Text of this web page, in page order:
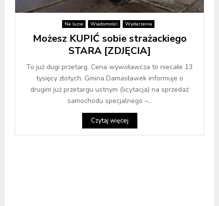
Na luzie Wiadomości Wydarzenia
Możesz KUPIĆ sobie strażackiego
STARA [ZDJĘCIA]
To już dugi przetarg. Cena wywoławcza to niecałe 13
tysięcy złotych. Gmina Damasławek informuje o
drugim już przetargu ustnym (licytacja) na sprzedaż
samochodu specjalnego –...
Czytaj więcej